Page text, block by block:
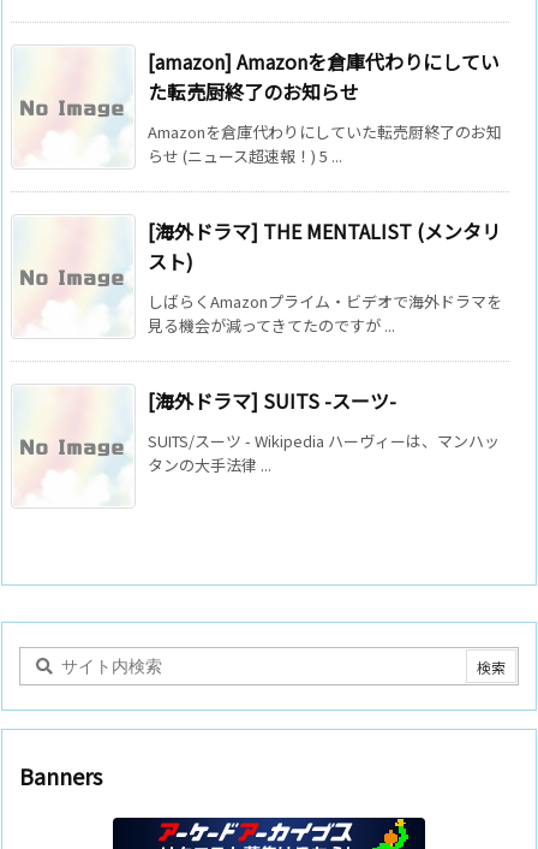
[amazon] Amazonを倉庫代わりにしてい
た転売厨終了のお知らせ
Amazonを倉庫代わりにしていた転売厨終了のお知
らせ (ニュース超速報！) 5 ...
[海外ドラマ] THE MENTALIST (メンタリ
スト)
しばらくAmazonプライム・ビデオで海外ドラマを
見る機会が減ってきてたのですが ...
[海外ドラマ] SUITS -スーツ-
SUITS/スーツ - Wikipedia ハーヴィーは、マンハッ
タンの大手法律 ...
Banners